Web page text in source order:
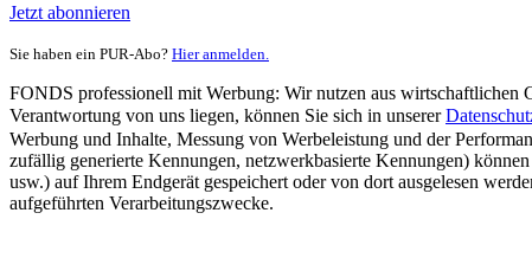
Jetzt abonnieren
Sie haben ein PUR-Abo? Hier anmelden.
FONDS professionell mit Werbung: Wir nutzen aus wirtschaftlichen
Verantwortung von uns liegen, können Sie sich in unserer
Werbung und Inhalte, Messung von Werbeleistung und der
zufällig generierte Kennungen, netzwerkbasierte Kennungen)
usw.) auf Ihrem Endgerät gespeichert oder von dort ausgelesen
aufgeführten Verarbeitungszwecke.